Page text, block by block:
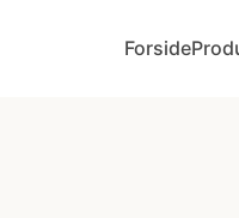
Forside